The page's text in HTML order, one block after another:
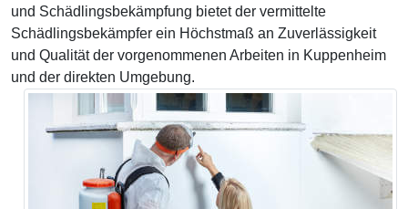
und Schädlingsbekämpfung bietet der vermittelte
Schädlingsbekämpfer ein Höchstmaß an Zuverlässigkeit
und Qualität der vorgenommenen Arbeiten in Kuppenheim
und der direkten Umgebung.